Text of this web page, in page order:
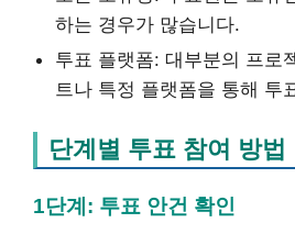
하는 경우가 많습니다.
투표 플랫폼: 대부분의 프로
트나 특정 플랫폼을 통해 투
단계별 투표 참여 방법
1단계: 투표 안건 확인